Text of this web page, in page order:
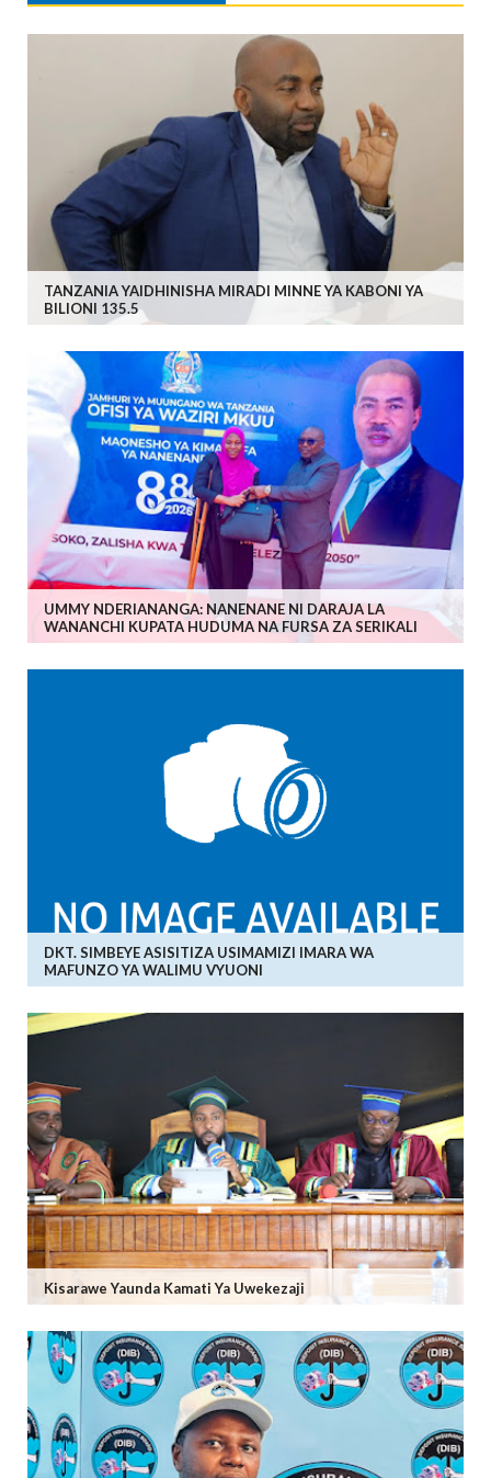
TANZANIA YAIDHINISHA MIRADI MINNE YA KABONI YA
BILIONI 135.5
UMMY NDERIANANGA: NANENANE NI DARAJA LA
WANANCHI KUPATA HUDUMA NA FURSA ZA SERIKALI
DKT. SIMBEYE ASISITIZA USIMAMIZI IMARA WA
MAFUNZO YA WALIMU VYUONI
Kisarawe Yaunda Kamati Ya Uwekezaji